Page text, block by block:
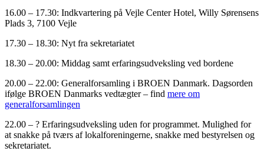
16.00 – 17.30: Indkvartering på Vejle Center Hotel, Willy Sørensens
Plads 3, 7100 Vejle
17.30 – 18.30: Nyt fra sekretariatet
18.30 – 20.00: Middag samt erfaringsudveksling ved bordene
20.00 – 22.00: Generalforsamling i BROEN Danmark. Dagsorden
ifølge BROEN Danmarks vedtægter – find mere om
generalforsamlingen
22.00 – ? Erfaringsudveksling uden for programmet. Mulighed for
at snakke på tværs af lokalforeningerne, snakke med bestyrelsen og
sekretariatet.